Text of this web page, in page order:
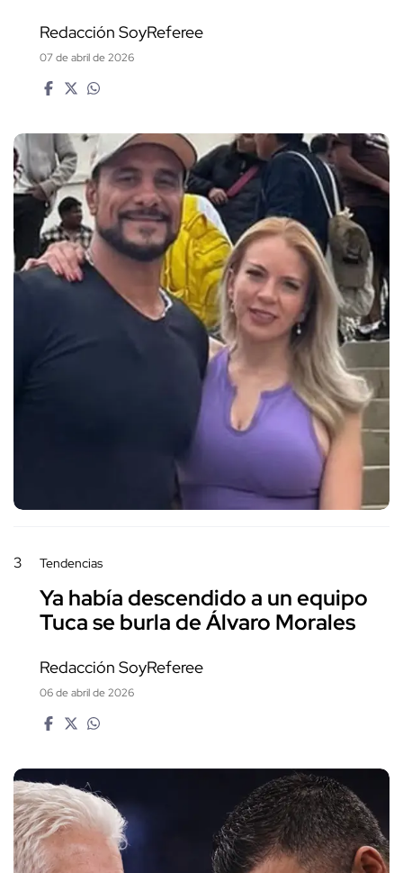
Redacción SoyReferee
07 de abril de 2026
3 Tendencias
Ya había descendido a un equipo
Tuca se burla de Álvaro Morales
Redacción SoyReferee
06 de abril de 2026